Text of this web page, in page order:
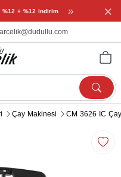
%12 + %12 indirim » ×
arcelik@dudullu.com
Çay Makinesi CM 3626 IC